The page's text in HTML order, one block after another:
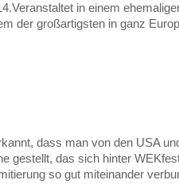
in einem
der großartigsten in ganz
dass man von den USA
gestellt, das sich hinter
so gut miteinander